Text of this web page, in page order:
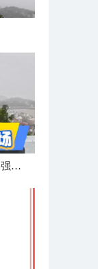
中国天气追风组在浙江玉环迎强台风“白海豚”登陆